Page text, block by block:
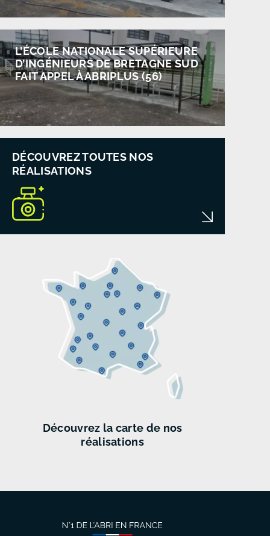
L’ÉCOLE NATIONALE SUPÉRIEURE
D’INGÉNIEURS DE BRETAGNE SUD
FAIT APPEL À ABRIPLUS (56)
DÉCOUVREZ TOUTES NOS
RÉALISATIONS
Découvrez la carte de nos
réalisations